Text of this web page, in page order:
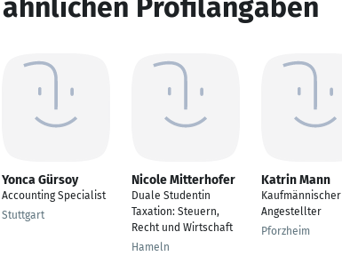
Profilangaben
Yonca Gürsoy
Accounting Specialist
Stuttgart
Nicole Mitterhofer
Duale Studentin
Taxation: Steuern,
Recht und Wirtschaft
Hameln
Katrin Mann
Kaufmännischer
Angestellter
Pforzheim